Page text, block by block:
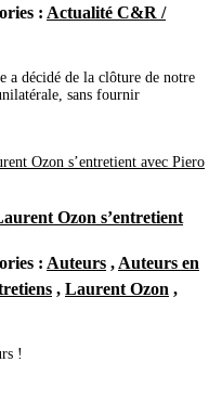
: Actualité C&R /
a décidé de la clôture de notre
sans fournir
Ozon s’entretient
: Auteurs , Auteurs en
, Laurent Ozon ,
!